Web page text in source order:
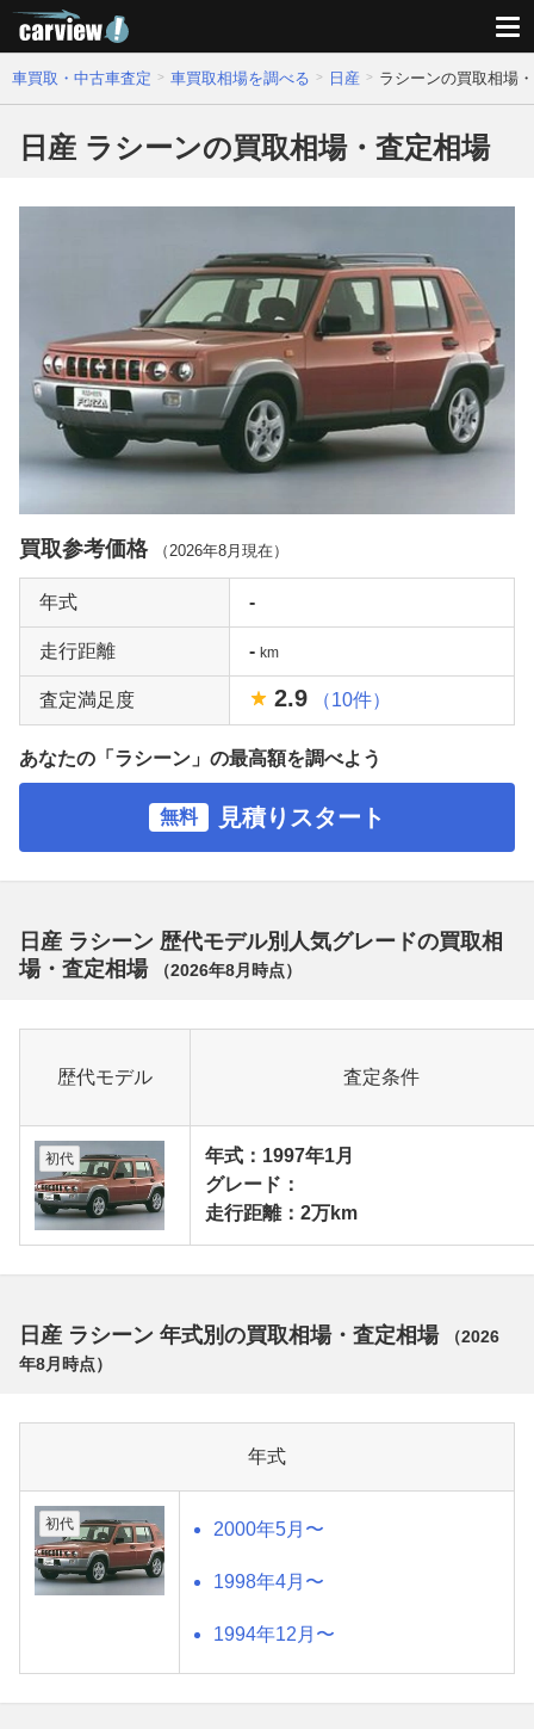
車買取・中古車査定 車買取相場を調べる 日産 ラシーンの買取相場
日産 ラシーンの買取相場・査定相場
買取参考価格 （2026年8月 現在）
年式 -
走行距離 - km
査定満足度 2.9 （10件）
あなたの「ラシーン」の最高額を調べよう
無料 見積りスタート
日産 ラシーン 歴代モデル別人気グレードの買取相
場・査定相場
（2026年8月 時点）
歴代モデル 査定条件
初代
年式：1997年1月
グレード：
走行距離：2万km
日産 ラシーン 年式別の買取相場・査定相場 （2026
年8月 時点）
年式
初代 2000年5月〜
1998年4月〜
1994年12月〜